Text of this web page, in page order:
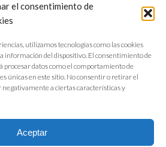
el consentimiento de
utilizamos tecnologías como las cookies
información del dispositivo. El consentimiento de
procesar datos como el comportamiento de
únicas en este sitio. No consentir o retirar el
a ciertas características y
Aceptar